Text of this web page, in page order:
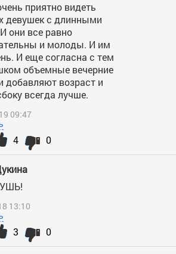
приятно видеть
девушек с длинными
они все равно
и молоды. И им
И еще согласна с тем
объемные вечерние
добавляют возраст и
всегда лучше.
09:47
0
4
13:10
0
3